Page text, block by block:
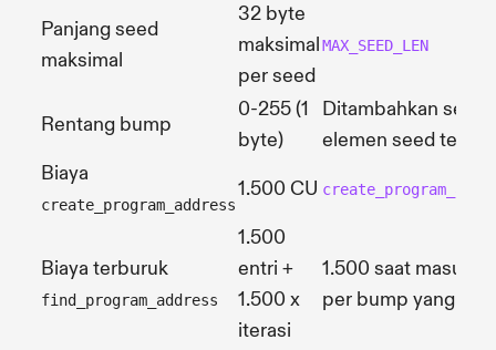
Panjang seed
maksimal
32 byte
maksimal
per seed
MAX_SEED_LEN
Rentang bump
0-255 (1
byte)
Ditambahkan
elemen seed
Biaya
create_program_address
1.500 CU
Biaya terburuk
find_program_address
1.500
entri +
1.500 x
iterasi
1.500 saat masuk +
per bump yang